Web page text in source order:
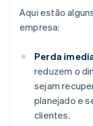
Aqui estão
empresa:
Perda
reduzem o
sejam
planejado e
clientes.